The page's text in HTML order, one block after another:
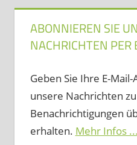
ABONNIEREN SIE
NACHRICHTEN
Geben Sie Ihre E-
unsere Nachrichten
Benachrichtigungen
erhalten. Mehr Infos ...